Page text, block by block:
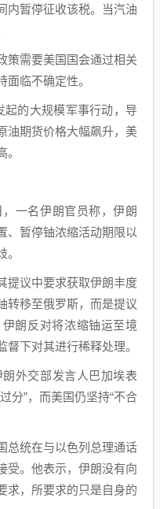
暂停征收该税。当汽油
需要美国国会通过相关
临不确定性。
的大规模军事行动，导
油期货价格大幅飙升，美
一名伊朗官员称，伊朗
、暂停铀浓缩活动期限以
议中要求获取伊朗丰度
转移至俄罗斯，而是提议
朗反对将浓缩铀运至境
下对其进行稀释处理。
外交部发言人巴加埃表
分”，而美国仍坚持“不合
统在与以色列总理通话
受。他表示，伊朗没有向
求，所要求的只是自身的